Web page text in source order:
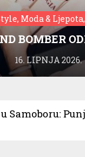
Moda &
BOMBER
16. LIPNJA 2026.
Samoboru: